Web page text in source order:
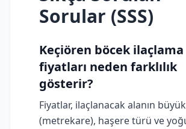
Sorular (SSS)
Keçiören böcek ilaçlama
fiyatları neden farklılık
gösterir?
Fiyatlar, ilaçlanacak alanın
(metrekare), haşere türü ve